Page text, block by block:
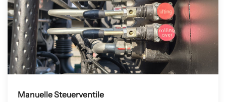
Manuelle Steuerventile